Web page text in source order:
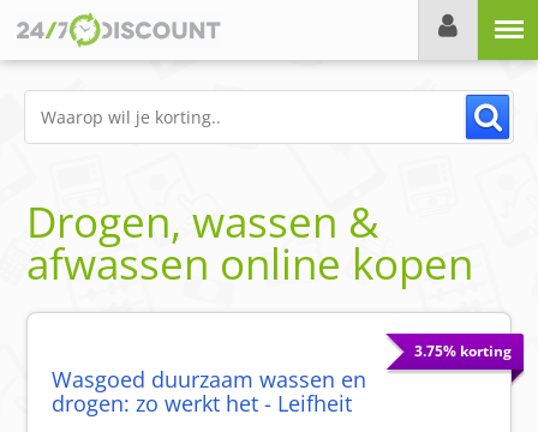
Drogen, wassen &
afwassen online kopen
3.75% korting
Wasgoed duurzaam wassen en
drogen: zo werkt het - Leifheit